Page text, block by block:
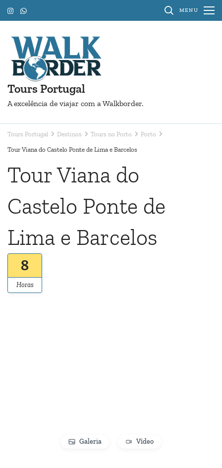
Pular
para
conteúdo
(Pressione
MENU
Tours Portugal
A excelência de viajar com a Walkborder.
Tours Portugal Destinos Tours no Porto Porto
Tour Viana do Castelo Ponte de Lima e Barcelos
Tour Viana do
Castelo Ponte de
Lima e Barcelos
8
Horas
Galeria Vídeo